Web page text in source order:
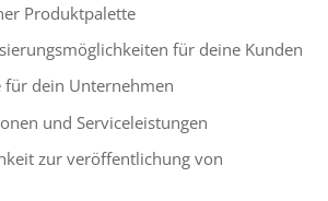
Produktpalette
für deine Kunden
für dein Unternehmen
und Serviceleistungen
zur veröffentlichung von